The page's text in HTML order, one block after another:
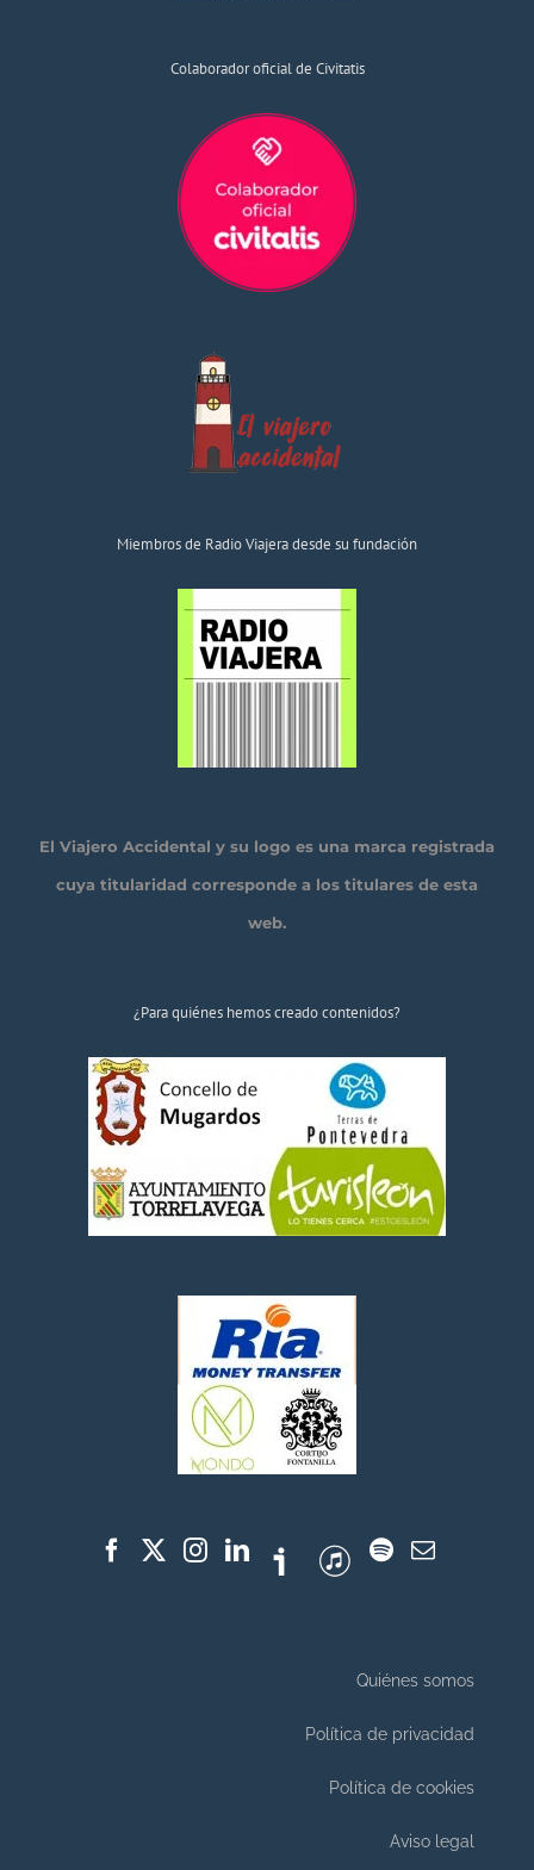
Colaborador oficial de Civitatis
Miembros de Radio Viajera desde su fundación
El Viajero Accidental y su logo es una marca registrada
cuya titularidad corresponde a los titulares de esta
web.
¿Para quiénes hemos creado contenidos?
Quiénes somos
Política de privacidad
Política de cookies
Aviso legal